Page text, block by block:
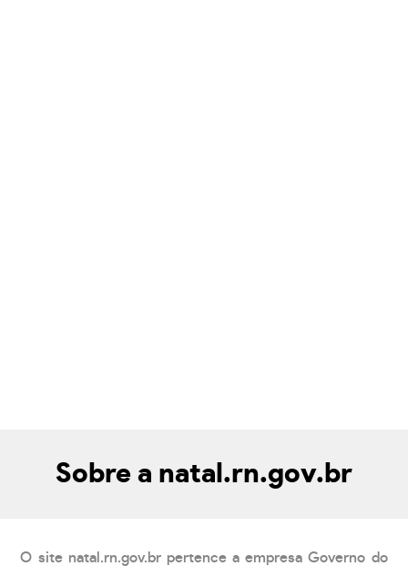
Sobre a natal.rn.gov.br
O site natal.rn.gov.br pertence a empresa Governo do